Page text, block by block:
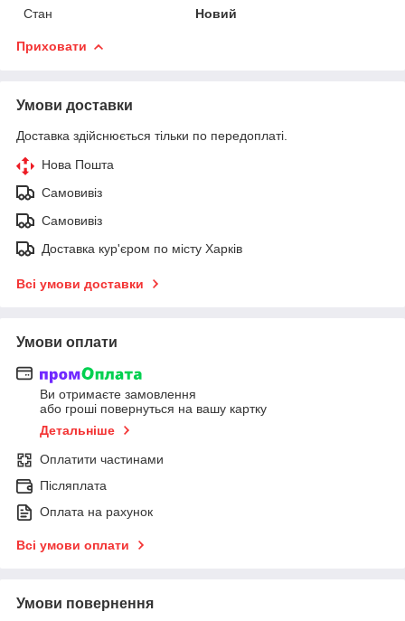
Стан
Новий
Приховати
Умови доставки
Доставка здійснюється тільки по передоплаті.
Нова Пошта
Самовивіз
Самовивіз
Доставка кур'єром по місту Харків
Всі умови доставки
Умови оплати
Ви отримаєте замовлення
або гроші повернуться на вашу картку
Детальніше
Оплатити частинами
Післяплата
Оплата на рахунок
Всі умови оплати
Умови повернення